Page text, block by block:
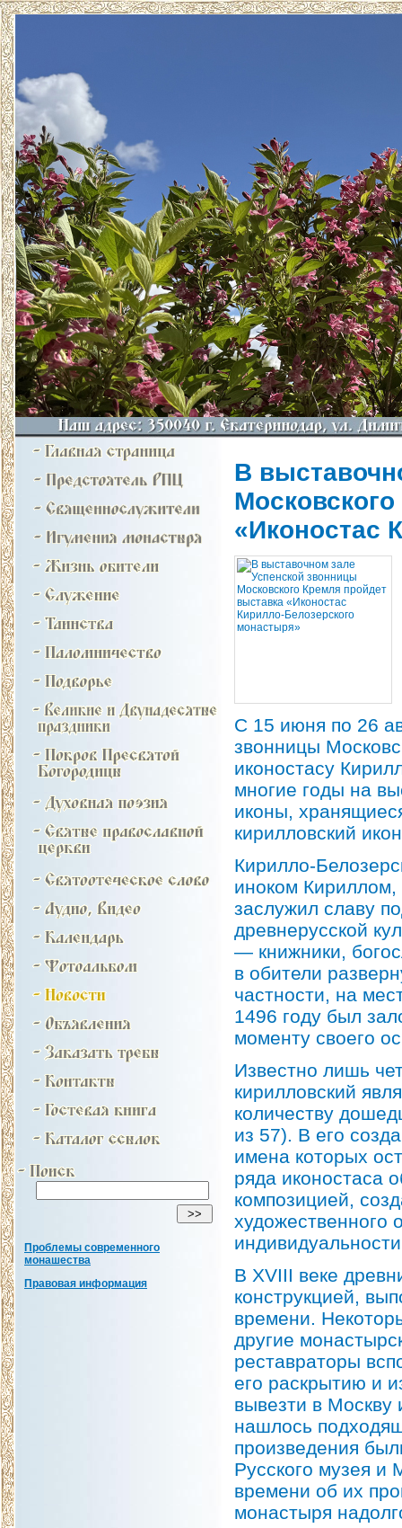
Проблемы современного
монашества
Правовая информация
В
«Иконостас
С 15 июня по 26
звонницы
иконостасу
многие годы на
иконы,
кирилловский
Кирилло-
иноком Кириллом,
заслужил славу
древнерусской
— книжники,
в обители
частности, на
1496 году был
моменту своего
Известно лишь
кирилловский
количеству
из 57). В его
имена которых
ряда иконостаса
композицией,
художественного
В XVIII веке
конструкцией,
времени.
другие
реставраторы
его раскрытию и
вывезти в Москву
нашлось
произведения
Русского музея
времени об их
монастыря